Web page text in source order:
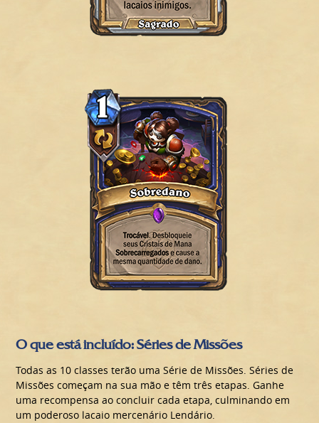
O que está incluído: Séries de Missões
Todas as 10 classes terão uma Série de Missões. Séries de
Missões começam na sua mão e têm três etapas. Ganhe
uma recompensa ao concluir cada etapa, culminando em
um poderoso lacaio mercenário Lendário.